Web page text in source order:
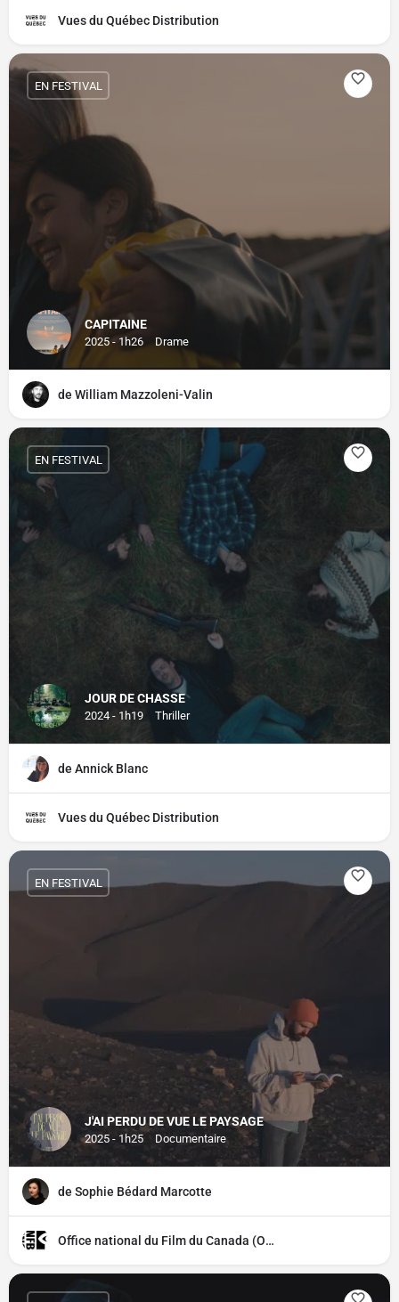
Vues du Québec Distribution
CAPITAINE
2025 - 1h26 Drame
EN FESTIVAL
de William Mazzoleni-Valin
JOUR DE CHASSE
2024 - 1h19 Thriller
EN FESTIVAL
de Annick Blanc
Vues du Québec Distribution
J'AI PERDU DE VUE LE PAYSAGE
2025 - 1h25 Documentaire
EN FESTIVAL
de Sophie Bédard Marcotte
Office national du Film du Canada (ONF)